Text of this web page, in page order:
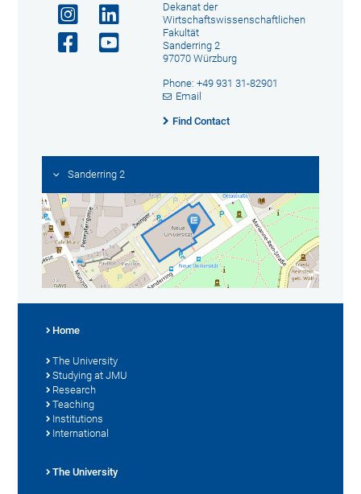
Dekanat der
Wirtschaftswissenschaftlichen
Fakultät
Sanderring 2
97070 Würzburg
Phone: +49 931 31-82901
Email
Find Contact
Sanderring 2
Home
The University
Studying at JMU
Research
Teaching
Institutions
International
The University